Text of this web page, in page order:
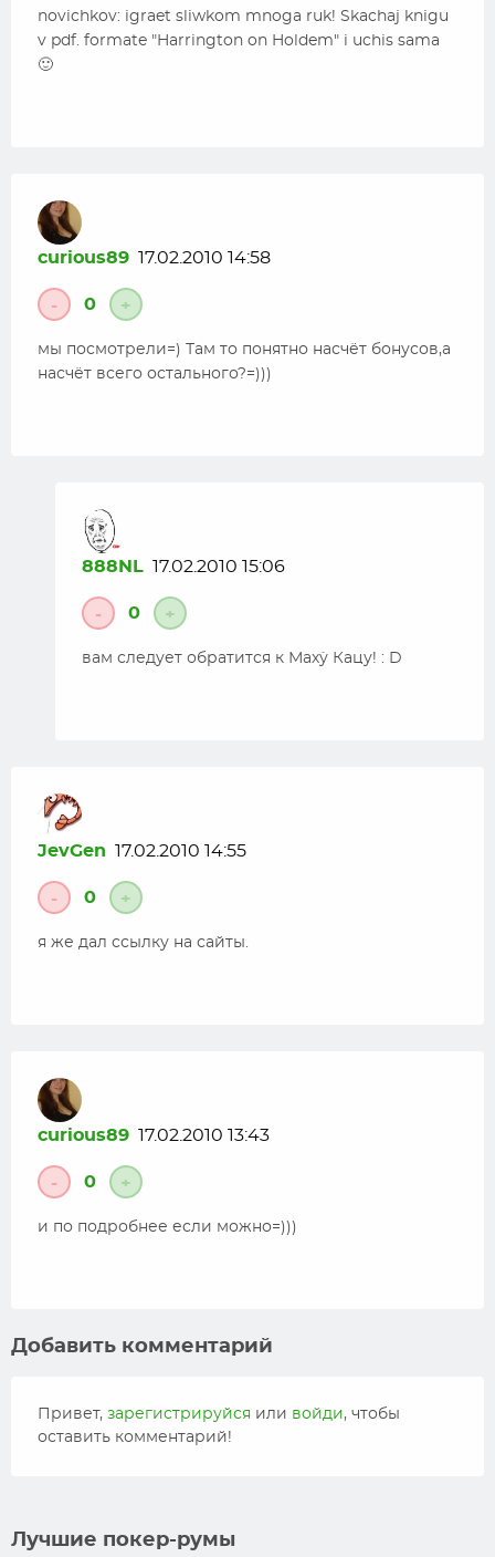
novichkov: igraet sliwkom mnoga ruk! Skachaj knigu
v pdf. formate "Harrington on Holdem" i uchis sama
🙂
curious89 17.02.2010 14:58
- 0 +
мы посмотрели=) Там то понятно насчёт бонусов,а
насчёт всего остального?=)))
888NL 17.02.2010 15:06
- 0 +
вам следует обратится к Мах`у Кацу! : D
JevGen 17.02.2010 14:55
- 0 +
я же дал ссылку на сайты.
curious89 17.02.2010 13:43
- 0 +
и по подробнее если можно=)))
Добавить комментарий
Привет, зарегистрируйся или войди, чтобы
оставить комментарий!
Лучшие покер-румы